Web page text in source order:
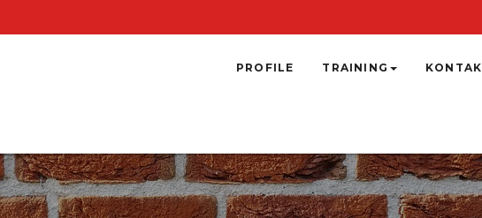
PROFILE TRAINING KONTAK